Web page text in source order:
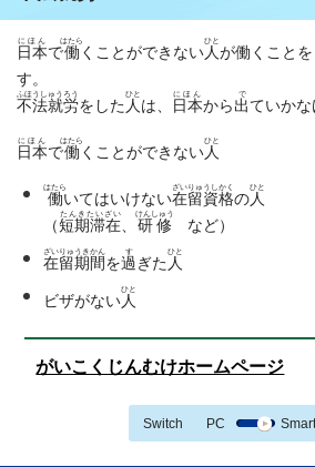
日本
にほん
で働
はたら
くことができない人
ひと
が働くことを
す。
不法就労
ふほうしゅうろう
をした 人
ひと
は、 日本
にほん
から 出
で
ていかな
日本
にほん
で働
はたら
くことができない人
ひと
働
はたら
いてはいけない在留資格
ざいりゅうしかく
の人
ひと
（短期滞在
たんきたいざい
、 研修
けんしゅう
など）
在留期間
ざいりゅうきかん
を過
す
ぎた 人
ひと
ビザがない人
ひと
がいこくじんむけホームページ
Switch PC